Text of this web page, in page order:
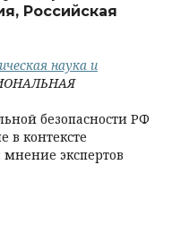
Российская
наука и
безопасности РФ
в контексте
мнение экспертов